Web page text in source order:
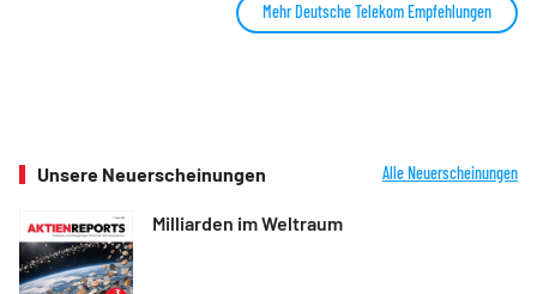
Mehr Deutsche Telekom Empfehlungen
Unsere Neuerscheinungen Alle Neuerscheinungen
Milliarden im Weltraum